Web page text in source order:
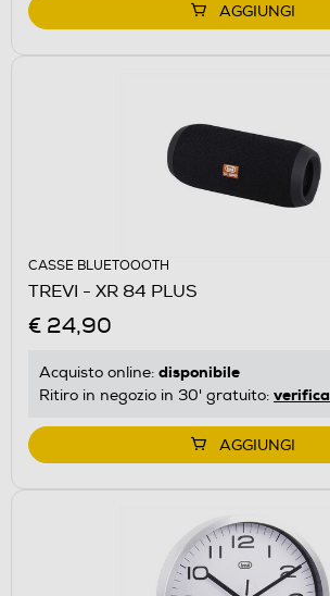
AGGIUNGI
CASSE BLUETOOOTH
TREVI - XR 84 PLUS
€ 24,90
Acquisto online: disponibile
Ritiro in negozio in 30' gratuito: verifica
AGGIUNGI